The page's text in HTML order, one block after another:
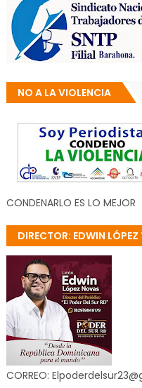
NO A LA VIOLENCIA
CONDENARLO ES LO MEJOR
DIRECTOR: EDWIN
CORREO: